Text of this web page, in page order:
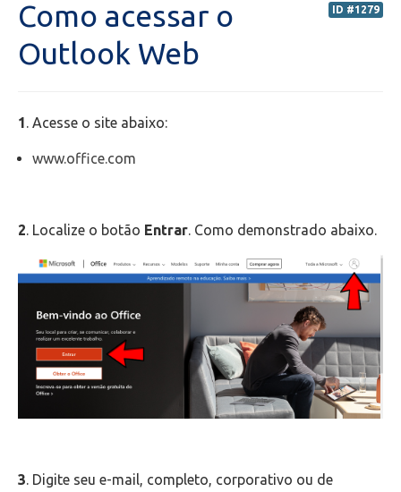
Biblioteca
Laboratórios
EAD
Suporte
Videoconferência
ID #1279
Como acessar o
Outlook Web
1. Acesse o site abaixo:
www.office.com
2. Localize o botão Entrar. Como demonstrado abaixo.
3. Digite seu e-mail, completo, corporativo ou de